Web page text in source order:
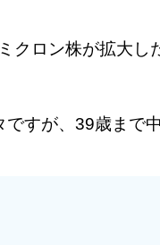
クロン株が拡大し
ですが、39歳ま